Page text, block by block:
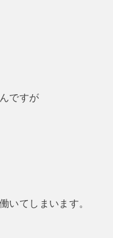
ですが
いてしまいます。